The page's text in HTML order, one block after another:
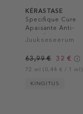
KÉRASTASE
Specifique Cure
Apaisante Anti-
Inconforts
Juukseseerum
63,99 € 32 €
72 ml (0,44 € / 1 ml)
KINGITUS